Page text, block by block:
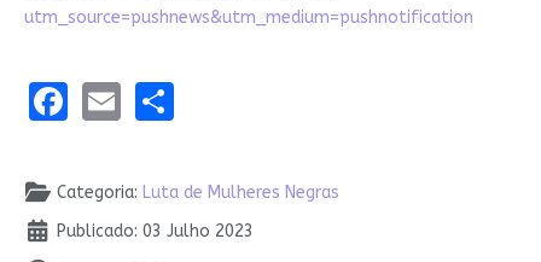
utm_source=pushnews&utm_medium=pushnotification
Facebook
EmailShare
Detalhes
Categoria: Luta de Mulheres Negras
Publicado: 03 Julho 2023